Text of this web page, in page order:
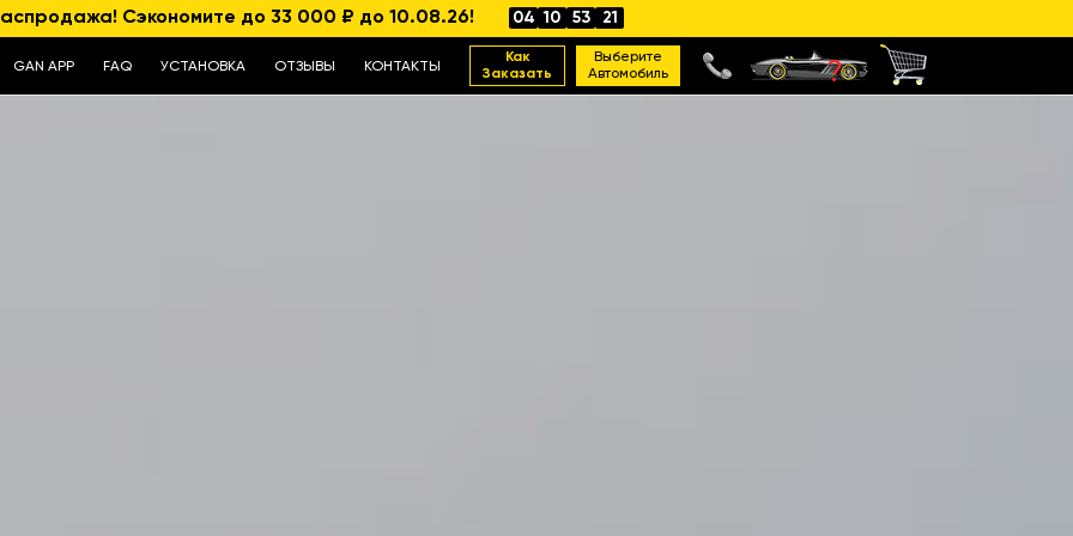
Сэкономите до 33 000 ₽ до 10.08.26! 04 10 53 19
GAN APP FAQ УСТАНОВКА ОТЗЫВЫ КОНТАКТЫ
Как
Заказать
Выберите
Автомобиль